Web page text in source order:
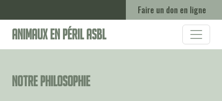
Faire un don en ligne
Animaux en Péril ASBL
Notre philosophie